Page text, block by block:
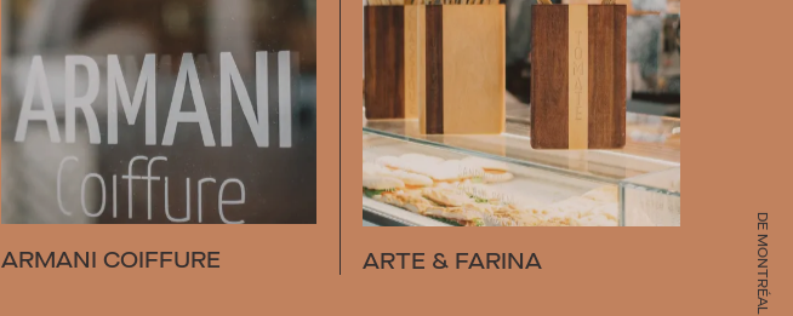
DE MONTRÉAL
ARMANI COIFFURE ARTE & FARINA